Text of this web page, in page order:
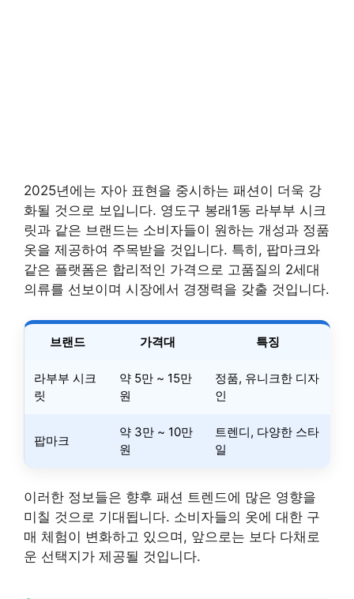
2025년에는 자아 표현을 중시하는 패션이 더욱 강
화될 것으로 보입니다. 영도구 봉래1동 라부부 시크
릿과 같은 브랜드는 소비자들이 원하는 개성과 정품
옷을 제공하여 주목받을 것입니다. 특히, 팝마크와
같은 플랫폼은 합리적인 가격으로 고품질의 2세대
의류를 선보이며 시장에서 경쟁력을 갖출 것입니다.
브랜드 가격대 특징
라부부 시크
릿
약 5만 ~ 15만
원
정품, 유니크한 디자
인
팝마크
약 3만 ~ 10만
원
트렌디, 다양한 스타
일
이러한 정보들은 향후 패션 트렌드에 많은 영향을
미칠 것으로 기대됩니다. 소비자들의 옷에 대한 구
매 체험이 변화하고 있으며, 앞으로는 보다 다채로
운 선택지가 제공될 것입니다.